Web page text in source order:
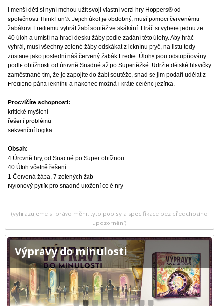
I menší děti si nyní mohou užít svoji vlastní verzi hry Hoppers® od
společnosti ThinkFun®. Jejich úkol je obdobný, musí pomoci červenému
žabákovi Frediemu vyhrát žabí soutěž ve skákání. Hráč si vybere jednu ze
40 úloh a umístí na hrací desku žáby podle zadání této úlohy. Aby hráč
vyhrál, musí všechny zelené žáby odskákat z leknínu pryč, na listu tedy
zůstane jako poslední náš červený žabák Fredie. Úlohy jsou odstupňovány
podle obtížnosti od úrovně Snadné až po Supertěžké. Udržte dětské hlavičky
zaměstnané tím, že je zapojíte do žabí soutěže, snad se jim podaří udělat z
Fredieho pána leknínu a nakonec možná i krále celého jezírka.
Procvičíte schopnosti:
kritické myšlení
řešení problémů
sekvenční logika
Obsah:
4 Úrovně hry, od Snadné po Super obtížnou
40 Úloh včetně řešení
1 Červená žába, 7 zelených žab
Nylonový pytlík pro snadné uložení celé hry
(vyhrazujeme si právo měnit tyto popisy a specifikace bez předchozího
upozornění)
Výpravy do minulosti